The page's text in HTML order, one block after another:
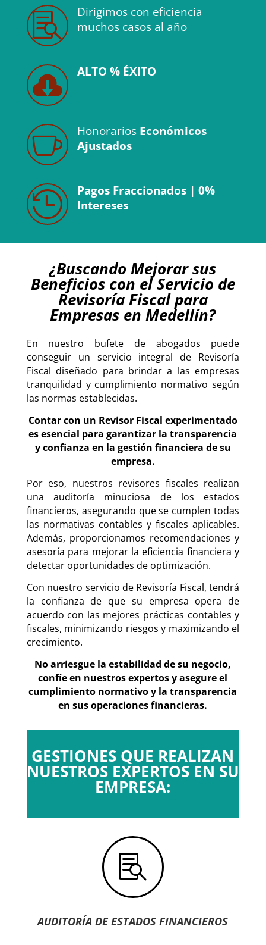
 Dirigimos con eficiencia
muchos casos al año
 ALTO % ÉXITO
 Honorarios Económicos
Ajustados

Pagos Fraccionados | 0%
Intereses
¿Buscando Mejorar sus
Beneficios con el Servicio de
Revisoría Fiscal para
Empresas en Medellín?
En nuestro bufete de abogados puede
conseguir un servicio integral de Revisoría
Fiscal diseñado para brindar a las empresas
tranquilidad y cumplimiento normativo según
las normas establecidas.
Contar con un Revisor Fiscal experimentado
es esencial para garantizar la transparencia
y confianza en la gestión financiera de su
empresa.
Por eso, nuestros revisores fiscales realizan
una auditoría minuciosa de los estados
financieros, asegurando que se cumplen todas
las normativas contables y fiscales aplicables.
Además, proporcionamos recomendaciones y
asesoría para mejorar la eficiencia financiera y
detectar oportunidades de optimización.
Con nuestro servicio de Revisoría Fiscal, tendrá
la confianza de que su empresa opera de
acuerdo con las mejores prácticas contables y
fiscales, minimizando riesgos y maximizando el
crecimiento.
No arriesgue la estabilidad de su negocio,
confíe en nuestros expertos y asegure el
cumplimiento normativo y la transparencia
en sus operaciones financieras.
GESTIONES QUE REALIZAN
NUESTROS EXPERTOS EN SU
EMPRESA:

AUDITORÍA DE ESTADOS FINANCIEROS